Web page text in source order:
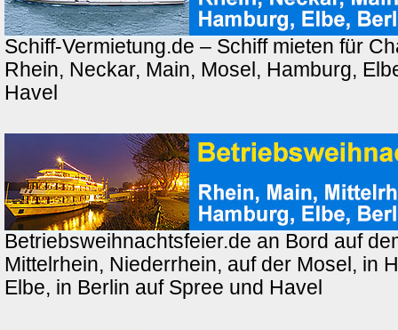
Schiff-Vermietung.de – Schiff mieten für
Rhein, Neckar, Main, Mosel, Hamburg,
Havel
Betriebsweihnachtsfeier.de an Bord auf
Mittelrhein, Niederrhein, auf der Mosel, in
Elbe, in Berlin auf Spree und Havel